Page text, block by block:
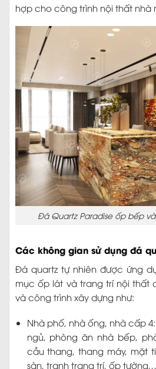
hợp cho công trình nội thất nhà
Đá Quartz Paradise ốp bếp
Các không gian sử dụng đá
Đá quartz tự nhiên được ứng
mục ốp lát và trang trí nội thất
và công trình xây dựng như:
Nhà phố, nhà ống, nhà cấp
ngủ, phòng ăn nhà bếp,
cầu thang, thang máy, mặt
sàn, tranh trang trí, ốp